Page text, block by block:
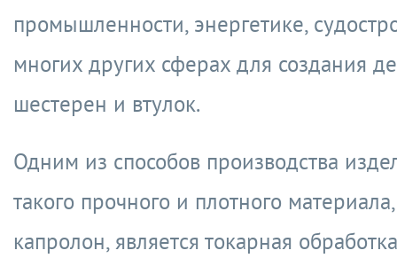
промышленности, энергетике,
многих других сферах для создания
шестерен и втулок.
Одним из способов производства
такого прочного и плотного
капролон, является токарная